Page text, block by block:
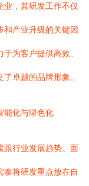
业，其研发工作不仅
和产业升级的关键因
为客户提供高效、
卓越的品牌形象。
能化与绿色化
跟行业发展趋势。面
泰将研发重点放在自